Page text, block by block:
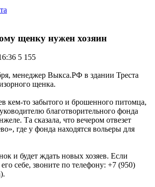
щенку нужен хозяин
5 155
менеджер Выкса.РФ в здании Треста
щенка.
кем-то забытого и брошенного питомца,
благотворительного фонда
Та сказала, что вечером отвезет
где у фонда находятся вольеры для
и будет ждать новых хозяев. Если
себе, звоните по телефону: +7 (950)